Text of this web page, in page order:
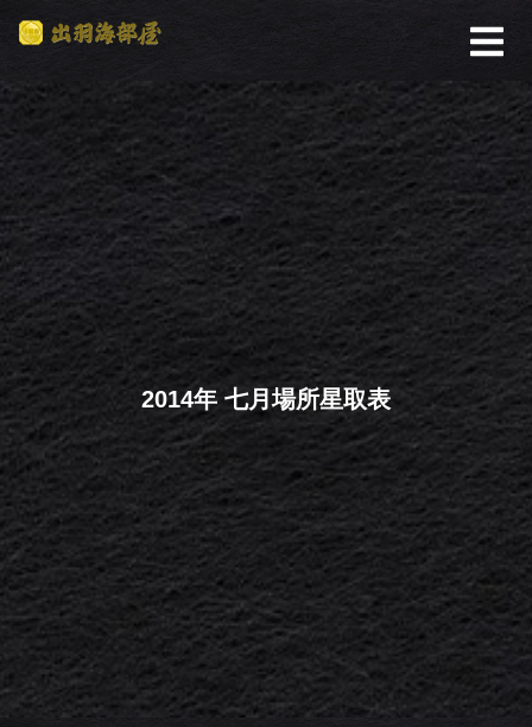
2014年 七月場所星取表